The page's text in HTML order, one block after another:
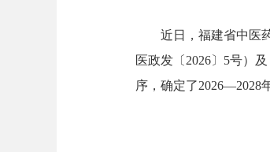
近日，福建省中医药
医政发〔2026〕5号）
序，确定了2026—2028